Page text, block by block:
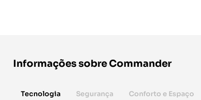
Informações sobre Commander
Tecnologia Segurança Conforto e Espaço